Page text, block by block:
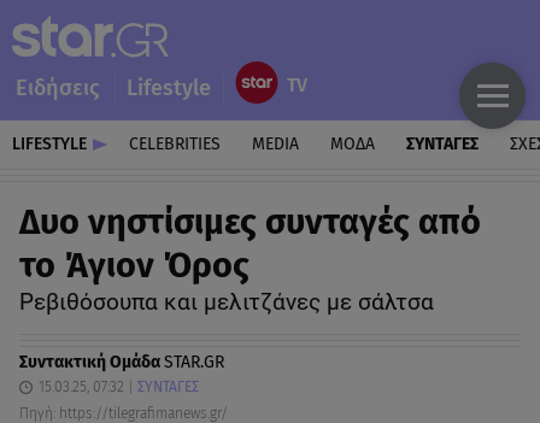
Ειδήσεις Lifestyle
LIFESTYLE CELEBRITIES MEDIA ΜΟΔΑ ΣΥΝΤΑΓΕΣ
Δυο νηστίσιμες συνταγές από
το Άγιον Όρος
Ρεβιθόσουπα και μελιτζάνες με σάλτσα
Συντακτική ΟμάδαSTAR.GR
15.03.25, 07:32
ΣΥΝΤΑΓΕΣ
Πηγή: https://tilegrafimanews.gr/